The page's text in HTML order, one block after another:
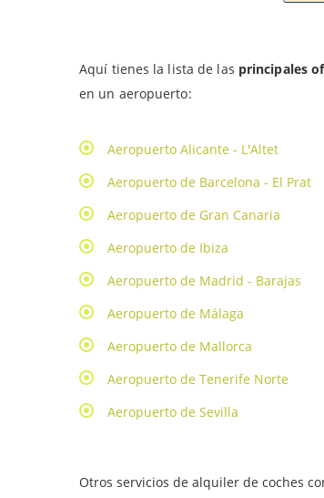
Aquí tienes la lista de las principales
en un aeropuerto:
Aeropuerto Alicante - L'Altet
Aeropuerto de Barcelona - El Prat
Aeropuerto de Gran Canaria
Aeropuerto de Ibiza
Aeropuerto de Madrid - Barajas
Aeropuerto de Málaga
Aeropuerto de Mallorca
Aeropuerto de Tenerife Norte
Aeropuerto de Sevilla
Otros servicios de alquiler de coches